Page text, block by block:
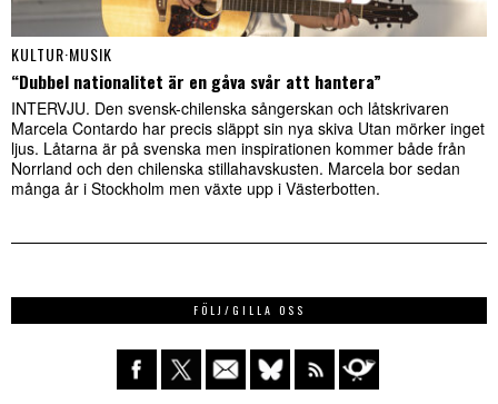
KULTUR·MUSIK
“Dubbel nationalitet är en gåva svår att hantera”
INTERVJU. Den svensk-chilenska sångerskan och låtskrivaren
Marcela Contardo har precis släppt sin nya skiva Utan mörker inget
ljus. Låtarna är på svenska men inspirationen kommer både från
Norrland och den chilenska stillahavskusten. Marcela bor sedan
många år i Stockholm men växte upp i Västerbotten.
FÖLJ/GILLA OSS